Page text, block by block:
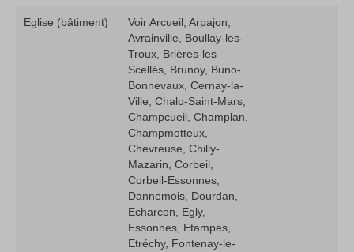
Eglise (bâtiment)
Voir Arcueil, Arpajon,
Avrainville, Boullay-les-
Troux, Brières-les
Scellés, Brunoy, Buno-
Bonnevaux, Cernay-la-
Ville, Chalo-Saint-Mars,
Champcueil, Champlan,
Champmotteux,
Chevreuse, Chilly-
Mazarin, Corbeil,
Corbeil-Essonnes,
Dannemois, Dourdan,
Echarcon, Egly,
Essonnes, Etampes,
Etréchy, Fontenay-le-